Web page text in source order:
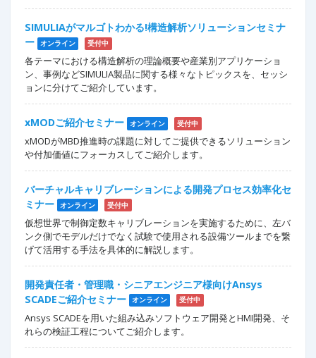
SIMULIAがマルゴトわかる!構造解析ソリューションセミナ
ー オンライン 受付中
各テーマにおける構造解析の理論概要や産業別アプリケーショ
ン、事例などSIMULIA製品に関する様々なトピックスを、セッシ
ョンに分けてご紹介しています。
xMODご紹介セミナー オンライン 受付中
xMODがMBD推進時の課題に対してご提供できるソリューション
や付加価値にフォーカスしてご紹介します。
バーチャルキャリブレーションによる開発プロセス効率化セ
ミナー
オンライン 受付中
仮想世界で制御定数キャリブレーションを実施するために、左バ
ンク側でモデルだけでなく試験で使用される設備ツールまでを繋
げて活用する手法を具体的に解説します。
開発責任者・管理職・シニアエンジニア様向けAnsys
SCADEご紹介セミナー オンライン 受付中
Ansys SCADEを用いた組み込みソフトウェア開発とHMI開発、そ
れらの検証工程についてご紹介します。